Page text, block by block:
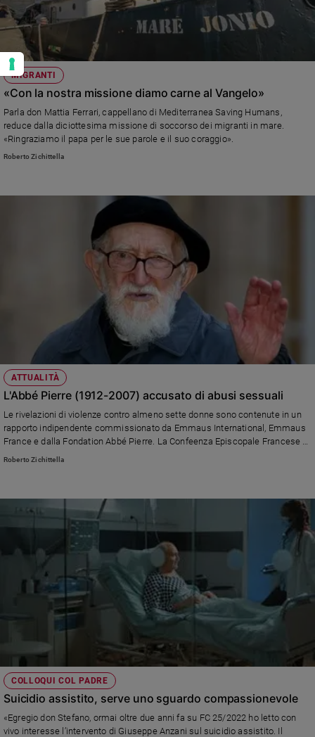
MIGRANTI
«Con la nostra missione diamo carne al Vangelo»
Parla don Mattia Ferrari, cappellano di Mediterranea Saving Humans,
reduce dalla diciottesima missione di soccorso dei migranti in mare.
«Ringraziamo il papa per le sue parole e il suo coraggio».
Roberto Zichittella
ATTUALITÀ
L'Abbé Pierre (1912-2007) accusato di abusi sessuali
Le rivelazioni di violenze contro almeno sette donne sono contenute in un
rapporto indipendente commissionato da Emmaus International, Emmaus
France e dalla Fondation Abbé Pierre. La Confeenza Episcopale Francese si
definisce "estremamente rattristata".
Roberto Zichittella
COLLOQUI COL PADRE
Suicidio assistito, serve uno sguardo compassionevole
«Egregio don Stefano, ormai oltre due anni fa su FC 25/2022 ho letto con
vivo interesse l’intervento di Giuseppe Anzani sul suicidio assistito. Il